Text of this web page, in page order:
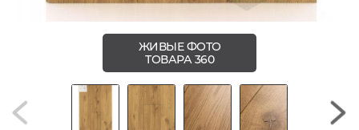
ЖИВЫЕ ФОТО
ТОВАРА 360